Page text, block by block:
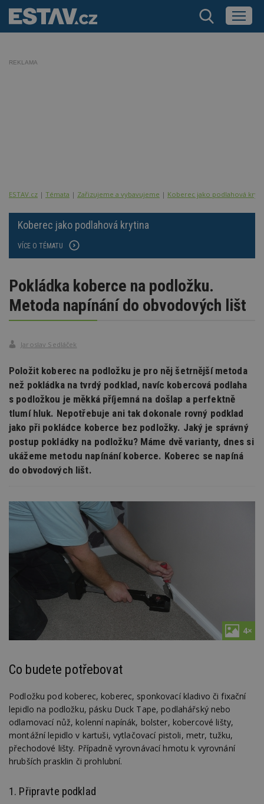
REKLAMA
ESTAV.cz Témata Zařizujeme a vybavujeme Koberec jako podlahová
Koberec jako podlahová krytina
VÍCE O TÉMATU
Pokládka koberce na podložku.
Metoda napínání do obvodových lišt
Jaroslav Sedláček
Položit koberec na podložku je pro něj šetrnější metoda
než pokládka na tvrdý podklad, navíc kobercová podlaha
s podložkou je měkká příjemná na došlap a perfektně
tlumí hluk. Nepotřebuje ani tak dokonale rovný podklad
jako při pokládce koberce bez podložky. Jaký je správný
postup pokládky na podložku? Máme dvě varianty, dnes si
ukážeme metodu napínání koberce. Koberec se napíná
do obvodových lišt.
4×
Co budete potřebovat
Podložku pod koberec, koberec, sponkovací kladivo či fixační
lepidlo na podložku, pásku Duck Tape, podlahářský nebo
odlamovací nůž, kolenní napínák, bolster, kobercové lišty,
montážní lepidlo v kartuši, vytlačovací pistoli, metr, tužku,
přechodové lišty. Případně vyrovnávací hmotu k vyrovnání
hrubších prasklin či prohlubní.
1. Připravte podklad